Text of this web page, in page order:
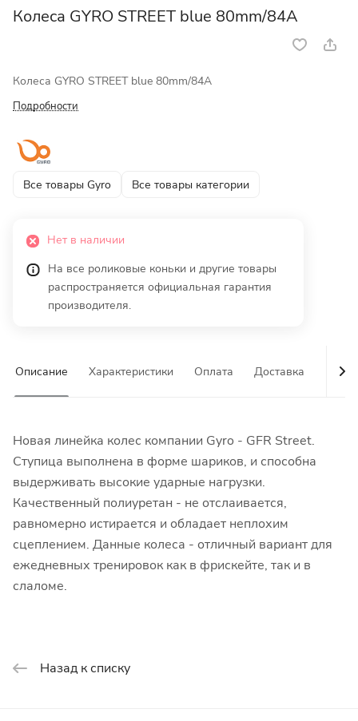
Колеса GYRO STREET blue 80mm/84A
Колеса GYRO STREET blue 80mm/84A
Подробности
Все товары Gyro Все товары категории
Нет в наличии
На все роликовые коньки и другие товары
распространяется официальная гарантия
производителя.
Описание Характеристики Оплата Доставка
Новая линейка колес компании Gyro - GFR Street.
Ступица выполнена в форме шариков, и способна
выдерживать высокие ударные нагрузки.
Качественный полиуретан - не отслаивается,
равномерно истирается и обладает неплохим
сцеплением. Данные колеса - отличный вариант для
ежедневных тренировок как в фрискейте, так и в
слаломе.
Назад к списку